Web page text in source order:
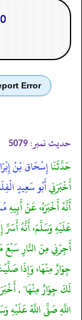
110.
Error
حدیث نمبر: 5079
حَدَّثَنَاإِسْحَاق بْنُ
أَخْبَرَنِيأَبُو سَعِيدٍ
أَنَّهُ أَخْبَرَهُ، عَنْ أَبِيهِ
عَلَيْهِ وَسَلَّمَ، أَنَّهُ
أَجِرْنِي مِنَ النَّارِ
جِوَارٌ مِنْهَا، وَإِذَا
لَكَ جِوَارٌ مِنْهَا" ,
اللَّهِ صَلَّى اللَّهُ عَلَيْهِ